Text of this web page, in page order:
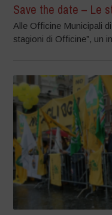
Save the date – Le
Alle Officine Municipali
stagioni di Officine”, un